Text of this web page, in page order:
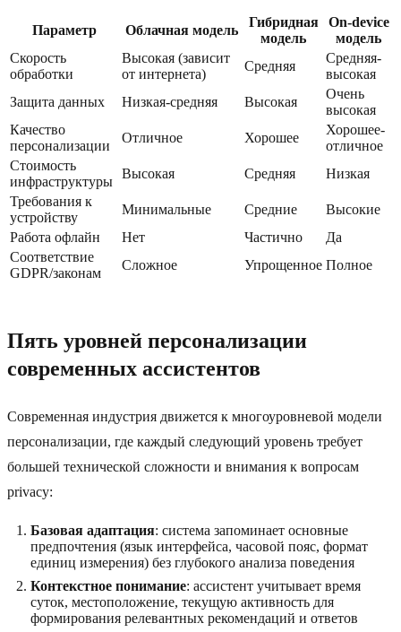
Параметр Облачная модель
Гибридная
модель
On-device
модель
Скорость
обработки
Высокая (зависит
от интернета)
Средняя
Средняя-
высокая
Защита данных
Низкая-средняя Высокая
Очень
высокая
Качество
персонализации
Отличное Хорошее
Хорошее-
отличное
Стоимость
инфраструктуры
Высокая Средняя
Низкая
Требования к
устройству
Минимальные Средние
Высокие
Работа офлайн
Нет Частично
Да
Соответствие
GDPR/законам
Сложное Упрощенное Полное
Пять уровней персонализации
современных ассистентов
Современная индустрия движется к многоуровневой модели
персонализации, где каждый следующий уровень требует
большей технической сложности и внимания к вопросам
privacy:
Базовая адаптация: система запоминает основные
предпочтения (язык интерфейса, часовой пояс, формат
единиц измерения) без глубокого анализа поведения
Контекстное понимание: ассистент учитывает время
суток, местоположение, текущую активность для
формирования релевантных рекомендаций и ответов